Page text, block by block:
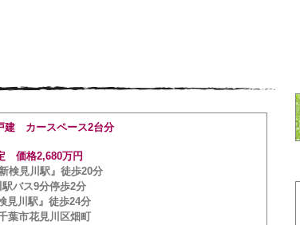
建 カースペース2台分
価格2,680万円
検見川駅』徒歩20分
バス9分停歩2分
見川駅』徒歩24分
葉市花見川区畑町